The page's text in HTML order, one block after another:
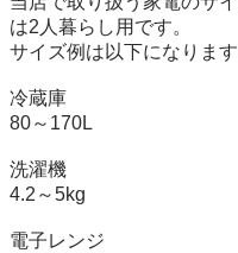
は2人暮らし用です。
サイズ例は以下になります
冷蔵庫
80～170L
洗濯機
4.2～5kg
電子レンジ